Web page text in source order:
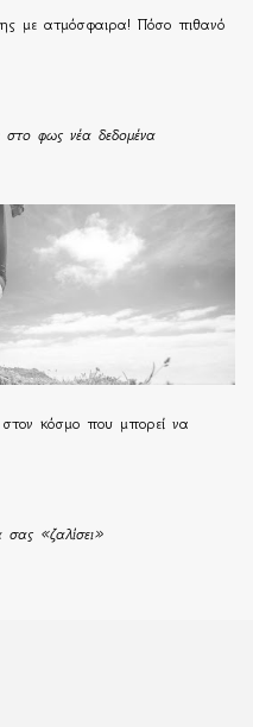
με ατμόσφαιρα! Πόσο πιθανό
στο φως νέα δεδομένα
κόσμο που μπορεί να
σας «ζαλίσει»